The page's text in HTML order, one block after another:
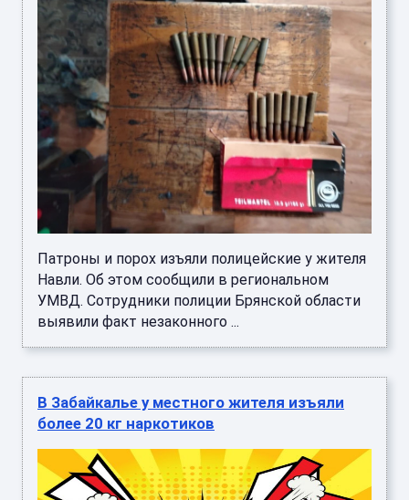
Патроны и порох изъяли полицейские у жителя
Навли. Об этом сообщили в региональном
УМВД. Сотрудники полиции Брянской области
выявили факт незаконного ...
В Забайкалье у местного жителя изъяли
более 20 кг наркотиков